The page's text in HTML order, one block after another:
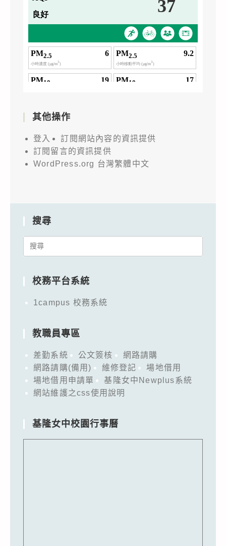
其他操作
登入
訂閱網站內容的資訊提供
訂閱留言的資訊提供
WordPress.org 台灣繁體中文
搜尋
Search
校務平台系統
1campus 校務系統
教職員專區
差勤系統 公文簽核
網路請購
網路請購(備用)
維修登記
場地借用
場地借用申請單
基隆女中Newplus系統
網站維護之css使用說明
基隆女中校園行事曆